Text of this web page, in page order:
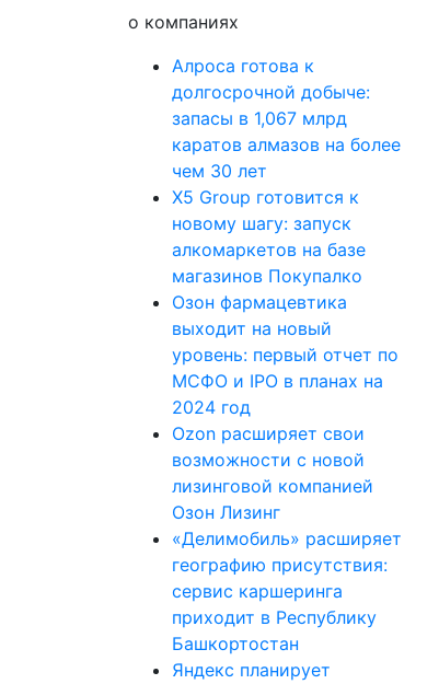
о компаниях
Алроса готова к
долгосрочной добыче:
запасы в 1,067 млрд
каратов алмазов на более
чем 30 лет
X5 Group готовится к
новому шагу: запуск
алкомаркетов на базе
магазинов Покупалко
Озон фармацевтика
выходит на новый
уровень: первый отчет по
МСФО и IPO в планах на
2024 год
Ozon расширяет свои
возможности с новой
лизинговой компанией
Озон Лизинг
«Делимобиль» расширяет
географию присутствия:
сервис каршеринга
приходит в Республику
Башкортостан
Яндекс планирует